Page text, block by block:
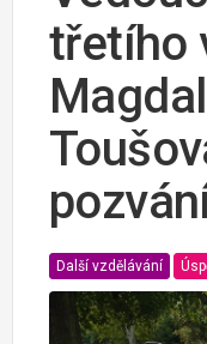
třetího
Další vzdělávání